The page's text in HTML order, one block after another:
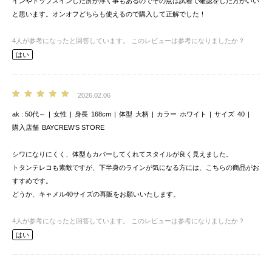
と思います。オンオフどちらも使えるので購入して正解でした！
4 人が参考になったと回答しています。
このレビューは参考になりましたか？
はい
2026.02.06
ak 50代～ 女性 身長 168cm 体型 大柄 カラー ホワイト サイズ 40
購入店舗 BAYCREW’S STORE
シワになりにくく、体型もカバーしてくれてスタイルが良く見えました。
トタンテレコも素敵ですが、下半身のラインが気になる方には、こちらの商品がお
すすめです。
どうか、キャメル40サイズの再販をお願いいたします。
4 人が参考になったと回答しています。
このレビューは参考になりましたか？
はい